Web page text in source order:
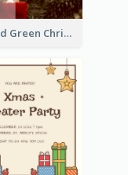
Red And Green Christmas Tree Christmas Party Invitation